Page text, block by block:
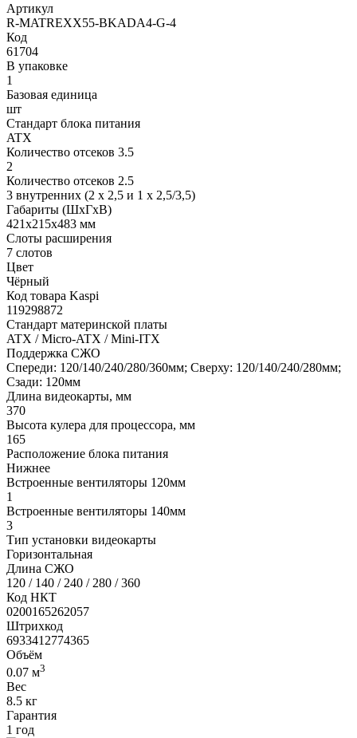
Артикул
R-MATREXX55-BKADA4-G-4
Код
61704
В упаковке
1
Базовая единица
шт
Стандарт блока питания
ATX
Количество отсеков 3.5
2
Количество отсеков 2.5
3 внутренних (2 х 2,5 и 1 х 2,5/3,5)
Габариты (ШхГхВ)
421х215х483 мм
Слоты расширения
7 слотов
Цвет
Чёрный
Код товара Kaspi
119298872
Стандарт материнской платы
ATX / Micro-ATX / Mini-ITX
Поддержка СЖО
Спереди: 120/140/240/280/360мм; Сверху: 120/140/240/280мм;
Сзади: 120мм
Длина видеокарты, мм
370
Высота кулера для процессора, мм
165
Расположение блока питания
Нижнее
Встроенные вентиляторы 120мм
1
Встроенные вентиляторы 140мм
3
Тип установки видеокарты
Горизонтальная
Длина СЖО
120 / 140 / 240 / 280 / 360
Код НКТ
0200165262057
Штрихкод
6933412774365
Объём
0.07 м3
Вес
8.5 кг
Гарантия
1 год